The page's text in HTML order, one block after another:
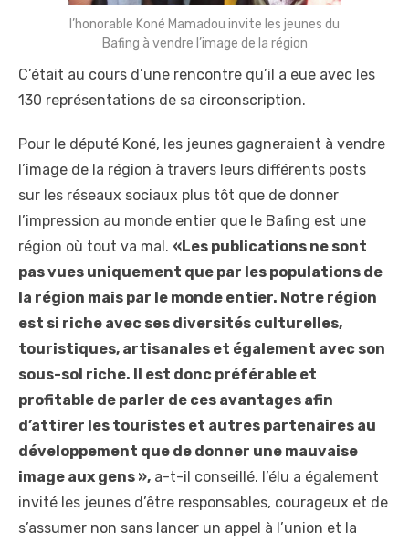
l’honorable Koné Mamadou invite les jeunes du
Bafing à vendre l’image de la région
C’était au cours d’une rencontre qu’il a eue avec les
130 représentations de sa circonscription.
Pour le député Koné, les jeunes gagneraient à vendre
l’image de la région à travers leurs différents posts
sur les réseaux sociaux plus tôt que de donner
l’impression au monde entier que le Bafing est une
région où tout va mal. «Les publications ne sont
pas vues uniquement que par les populations de
la région mais par le monde entier. Notre région
est si riche avec ses diversités culturelles,
touristiques, artisanales et également avec son
sous-sol riche. Il est donc préférable et
profitable de parler de ces avantages afin
d’attirer les touristes et autres partenaires au
développement que de donner une mauvaise
image aux gens », a-t-il conseillé. I’élu a également
invité les jeunes d’être responsables, courageux et de
s’assumer non sans lancer un appel à l’union et la